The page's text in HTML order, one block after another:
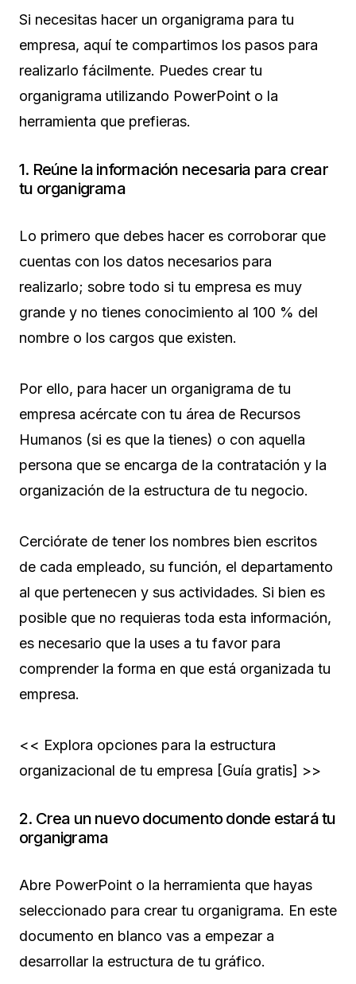
Si necesitas hacer un organigrama para tu
empresa, aquí te compartimos los pasos para
realizarlo fácilmente. Puedes crear tu
organigrama utilizando PowerPoint o la
herramienta que prefieras.
1. Reúne la información necesaria para crear
tu organigrama
Lo primero que debes hacer es corroborar que
cuentas con los datos necesarios para
realizarlo; sobre todo si tu empresa es muy
grande y no tienes conocimiento al 100 % del
nombre o los cargos que existen.
Por ello, para hacer un organigrama de tu
empresa acércate con tu área de Recursos
Humanos (si es que la tienes) o con aquella
persona que se encarga de la contratación y la
organización de la estructura de tu negocio.
Cerciórate de tener los nombres bien escritos
de cada empleado, su función, el departamento
al que pertenecen y sus actividades. Si bien es
posible que no requieras toda esta información,
es necesario que la uses a tu favor para
comprender la forma en que está organizada tu
empresa.
<< Explora opciones para la estructura
organizacional de tu empresa [Guía gratis] >>
2. Crea un nuevo documento donde estará tu
organigrama
Abre PowerPoint o la herramienta que hayas
seleccionado para crear tu organigrama. En este
documento en blanco vas a empezar a
desarrollar la estructura de tu gráfico.